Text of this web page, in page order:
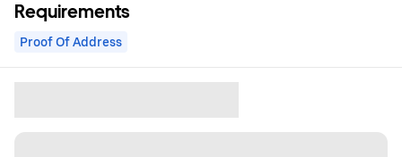
Requirements
Proof Of Address